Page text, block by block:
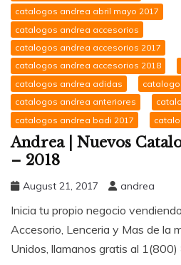
catalogos andrea abril mayo 2017
catalogos andrea accesorios
catalogos andrea accesorios 2017
catalogos andrea accesorios 2018
catalogos andrea adidas
catalogos andrea anteriores
catalogos andrea badi 2017
Andrea | Nuevos
– 2018
August 21, 2017 andrea
Inicia tu propio negocio
Accesorio, Lenceria y Mas de la
Unidos, llamanos gratis al